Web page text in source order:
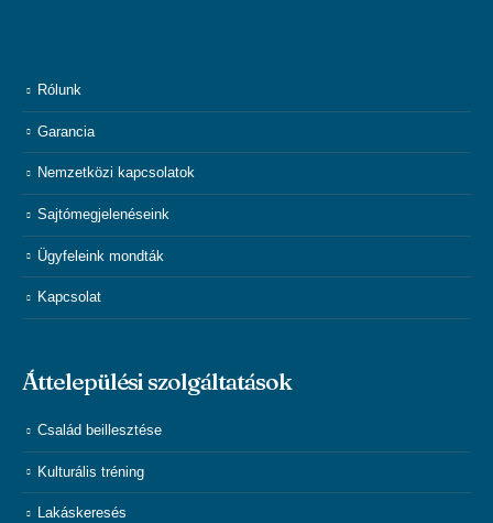
Rólunk
Garancia
Nemzetközi kapcsolatok
Sajtómegjelenéseink
Ügyfeleink mondták
Kapcsolat
Áttelepülési szolgáltatások
Család beillesztése
Kulturális tréning
Lakáskeresés